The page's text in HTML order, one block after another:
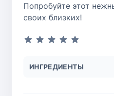
Попробуйте этот
своих близких!
ИНГРЕДИЕНТЫ